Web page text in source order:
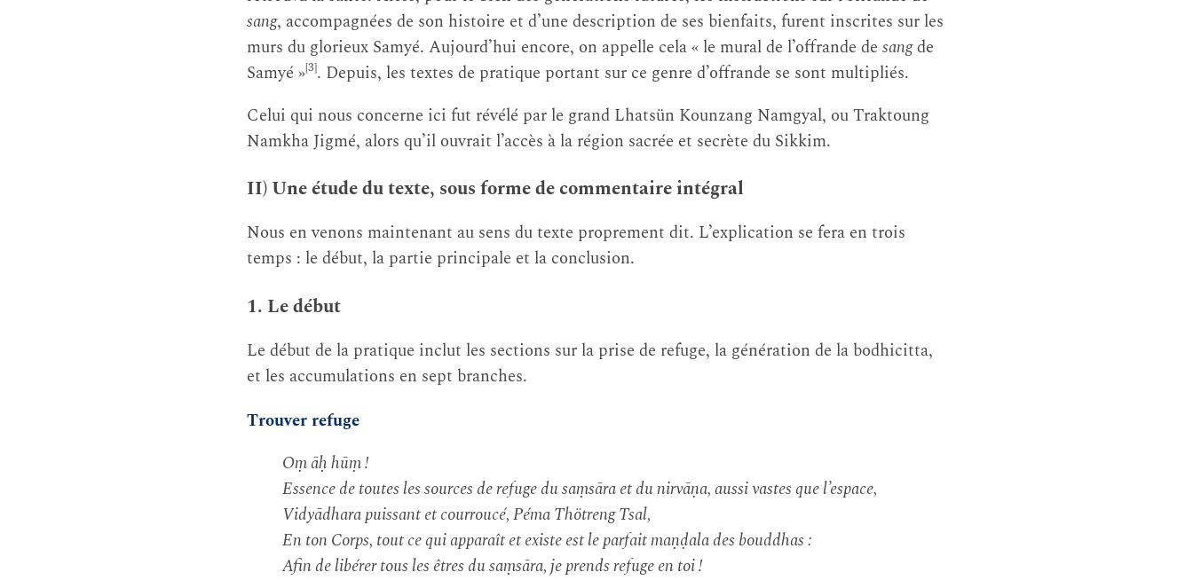
sang, accompagnées de son histoire et d’une description de ses bienfaits, furent inscrites sur les
murs du glorieux Samyé. Aujourd’hui encore, on appelle cela « le mural de l’offrande de sangde
Samyé »[3]. Depuis, les textes de pratique portant sur ce genre d’offrande se sont multipliés.
Celui qui nous concerne ici fut révélé par le grand Lhatsün Kounzang Namgyal, ou Traktoung
Namkha Jigmé, alors qu’il ouvrait l’accès à la région sacrée et secrète du Sikkim.
II) Une étude du texte, sous forme de commentaire intégral
Nous en venons maintenant au sens du texte proprement dit. L’explication se fera en trois
temps : le début, la partie principale et la conclusion.
1. Le début
Le début de la pratique inclut les sections sur la prise de refuge, la génération de la bodhicitta,
et les accumulations en sept branches.
Trouver refuge
Oṃ āḥ hūṃ !
Essence de toutes les sources de refuge du saṃsāra et du nirvāṇa, aussi vastes que l’espace,
Vidyādhara puissant et courroucé, Péma Thötreng Tsal,
En ton Corps, tout ce qui apparaît et existe est le parfait maṇḍala des bouddhas :
Afin de libérer tous les êtres du saṃsāra, je prends refuge en toi !